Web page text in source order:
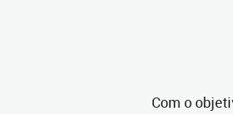
Com o